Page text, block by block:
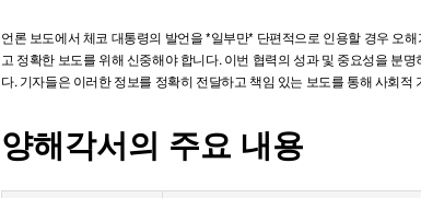
언론 보도에서 체코 대통령의 발언을 *일부만* 단편적으로 인용할 경우 오
고 정확한 보도를 위해 신중해야 합니다. 이번 협력의 성과 및 중요성을 분
다. 기자들은 이러한 정보를 정확히 전달하고 책임 있는 보도를 통해 사회적
양해각서의 주요 내용